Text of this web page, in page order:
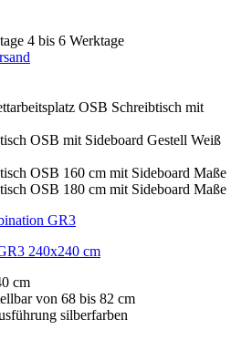
4 bis 6 Werktage
240x240 cm
cm
von 68 bis 82 cm
silberfarben